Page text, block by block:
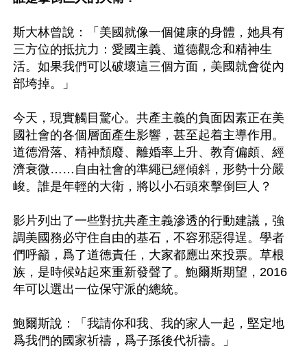
斯大林曾說：「美國就像一個健康的身體，她具有
三方位的抵抗力：愛國主義、道德觀念和精神生
活。如果我們可以破壞這三個方面，美國就會從內
部垮掉。」
今天，現實觸目驚心。共產主義的負面因素正在美
國社會的各個層面產生影響，甚至起着主導作用。
道德滑落、精神頹廢、離婚率上升、教育偏頗、經
濟衰微……自由社會的準繩已經傾斜，形勢十分嚴
峻。誰是年輕的大衛，將以小石頭來擊倒巨人？
影片列出了一些對抗共產主義滲透的行動建議，強
調美國務必守住自由的基石，不容邪惡得逞。學者
們呼籲，爲了道德責任，大家都應出來投票。草根
族，是時候站起來重新發聲了。鮑爾斯期望，2016
年可以選出一位保守派的總統。
鮑爾斯說：「我請你和我、我的家人一起，堅定地
爲我們的國家祈禱，爲子孫後代祈禱。」